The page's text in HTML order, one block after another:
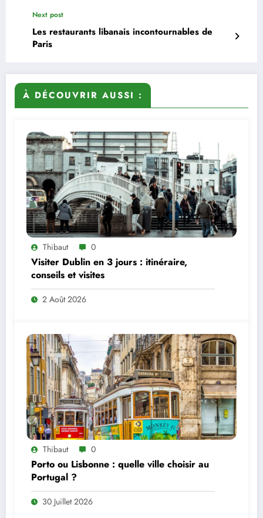
Next post
Les restaurants libanais incontournables de
Paris
À DÉCOUVRIR AUSSI :
Thibaut 0
Visiter Dublin en 3 jours : itinéraire,
conseils et visites
2 Août 2026
Thibaut 0
Porto ou Lisbonne : quelle ville choisir au
Portugal ?
30 Juillet 2026